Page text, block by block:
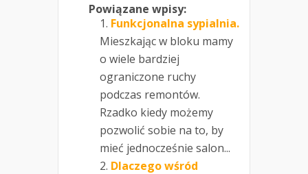
Powiązane wpisy:
Funkcjonalna sypialnia.
Mieszkając w bloku mamy
o wiele bardziej
ograniczone ruchy
podczas remontów.
Rzadko kiedy możemy
pozwolić sobie na to, by
mieć jednocześnie salon...
Dlaczego wśród